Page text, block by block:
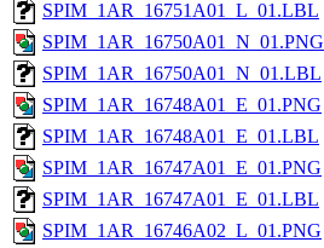
SPIM_1AR_16751A01_L_01.LBL
SPIM_1AR_16750A01_N_01.PNG
SPIM_1AR_16750A01_N_01.LBL
SPIM_1AR_16748A01_E_01.PNG
SPIM_1AR_16748A01_E_01.LBL
SPIM_1AR_16747A01_E_01.PNG
SPIM_1AR_16747A01_E_01.LBL
SPIM_1AR_16746A02_L_01.PNG